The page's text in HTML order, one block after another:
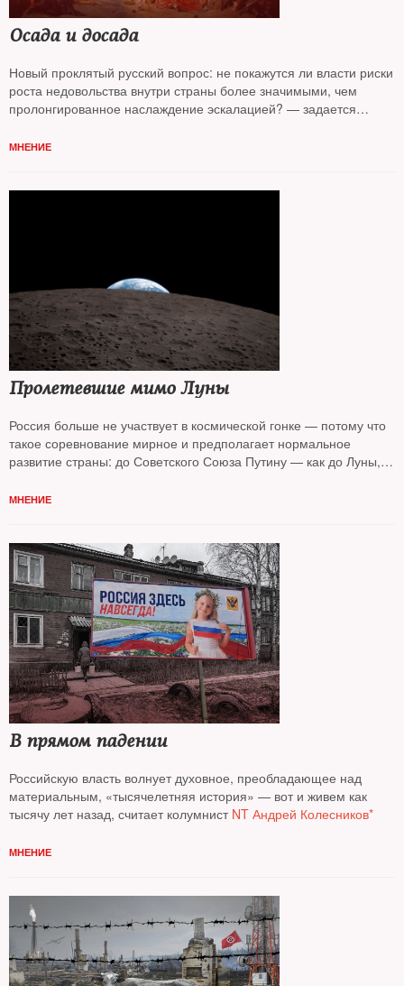
Осада и досада
Новый проклятый русский вопрос: не покажутся ли власти риски
роста недовольства внутри страны более значимыми, чем
пролонгированное наслаждение эскалацией? — задается
МНЕНИЕ
Пролетевшие мимо Луны
Россия больше не участвует в космической гонке — потому что
такое соревнование мирное и предполагает нормальное
развитие страны: до Советского Союза Путину — как до Луны,
МНЕНИЕ
В прямом падении
Российскую власть волнует духовное, преобладающее над
материальным, «тысячелетняя история» — вот и живем как
тысячу лет назад, считает колумнист NT Андрей Колесников*
МНЕНИЕ